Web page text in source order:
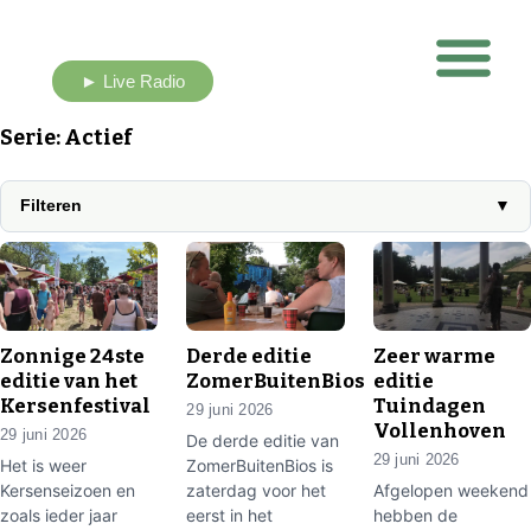
► Live Radio
Serie: Actief
Filteren ▼
▶
Zonnige 24ste
editie van het
Kersenfestival
29 juni 2026
Het is weer
Kersenseizoen en
zoals ieder jaar
▶
Derde editie
ZomerBuitenBios
29 juni 2026
De derde editie van
ZomerBuitenBios is
zaterdag voor het
eerst in het
▶
Zeer warme
editie
Tuindagen
Vollenhoven
29 juni 2026
Afgelopen weekend
hebben de